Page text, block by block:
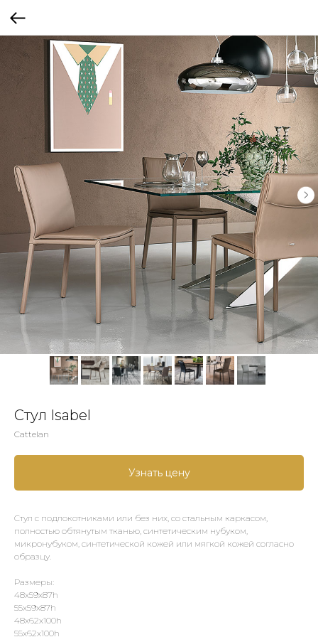
Стул Isabel
Cattelan
Узнать цену
Стул с подлокотниками или без них, со стальным каркасом,
полностью обтянутым тканью, синтетическим нубуком,
микронубуком, синтетической кожей или мягкой кожей согласно
образцу.
Размеры:
48x59x87h
55x59x87h
48x62x100h
55x62x100h